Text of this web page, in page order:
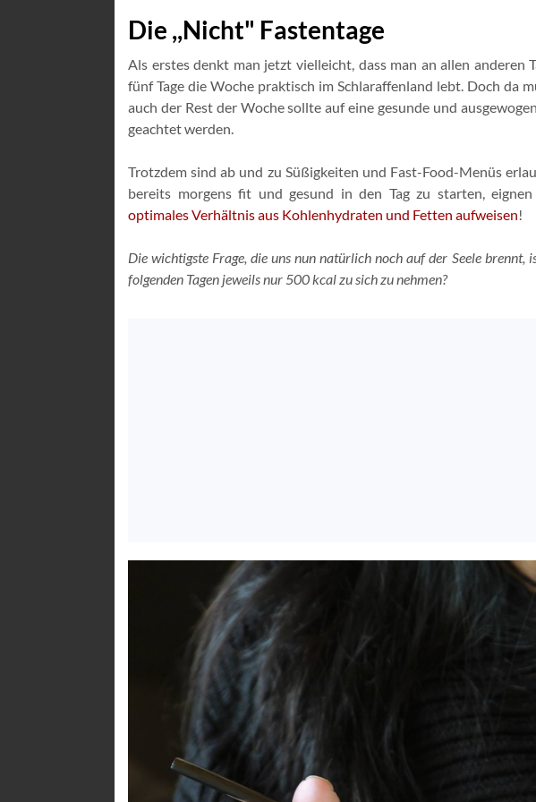
Die ,,Nicht" Fastentage
Als erstes denkt man jetzt vielleicht, dass man an allen anderen
fünf Tage die Woche praktisch im Schlaraffenland lebt. Doch da
auch der Rest der Woche sollte auf eine gesunde und
geachtet werden.
Trotzdem sind ab und zu Süßigkeiten und Fast-Food-Menüs
bereits morgens fit und gesund in den Tag zu starten, eignen
optimales Verhältnis aus Kohlenhydraten und Fetten aufweisen!
Die wichtigste Frage, die uns nun natürlich noch auf der Seele
folgenden Tagen jeweils nur 500 kcal zu sich zu nehmen?